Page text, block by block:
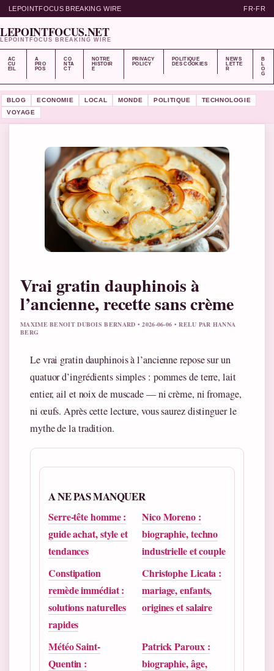
LEPOINTFOCUS BREAKING WIRE FR-FR
LEPOINTFOCUS.NET
LEPOINTFOCUS BREAKING WIRE
AC
CU
EIL
A
PRO
POS
CO
NTA
CT
NOTRE
HISTOIR
E
PRIVACY
POLICY
POLITIQUE
DES COOKIES
NEWS
LETTE
R
B
L
O
G
BLOG ECONOMIE LOCAL MONDE POLITIQUE
TECHNOLOGIE
VOYAGE
Vrai gratin dauphinois à
l’ancienne, recette sans crème
MAXIME BENOIT DUBOIS BERNARD • 2026-06-06 • RELU PAR HANNA
BERG
Le vrai gratin dauphinois à l’ancienne repose sur un
quatuor d’ingrédients simples : pommes de terre, lait
entier, ail et noix de muscade — ni crème, ni fromage,
ni œufs. Après cette lecture, vous saurez distinguer le
mythe de la tradition.
A NE PAS MANQUER
Serre-tête homme :
guide achat, style et
tendances
Nico Moreno :
biographie, techno
industrielle et couple
Constipation
remède immédiat :
solutions naturelles
rapides
Christophe Licata :
mariage, enfants,
origines et salaire
Météo Saint-
Quentin :
Patrick Paroux :
biographie, âge,